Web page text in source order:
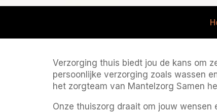
Verzorging thuis biedt jou de kans om
persoonlijke verzorging zoals wassen
het zorgteam van Mantelzorg Samen
Onze thuiszorg draait om jouw